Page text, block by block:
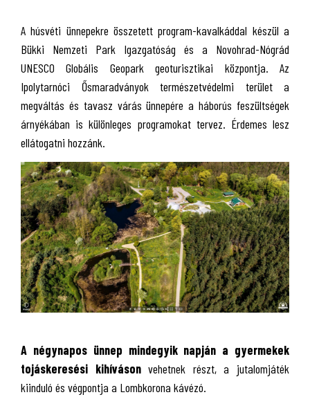
A húsvéti ünnepekre összetett program-kavalkáddal készül a
Bükki Nemzeti Park Igazgatóság és a Novohrad-Nógrád
UNESCO Globális Geopark geoturisztikai központja. Az
Ipolytarnóci Ősmaradványok természetvédelmi terület a
megváltás és tavasz várás ünnepére a háborús feszültségek
árnyékában is különleges programokat tervez. Érdemes lesz
ellátogatni hozzánk.
A négynapos ünnep mindegyik napján a gyermekek
tojáskeresési kihívásonvehetnek részt, a jutalomjáték
kiinduló és végpontja a Lombkorona kávézó.